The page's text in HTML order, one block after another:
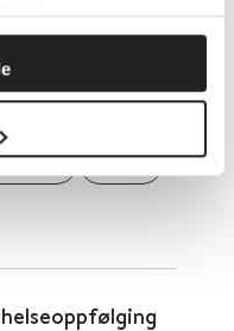
Oslo Universitetssykehus 2020